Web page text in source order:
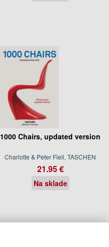
1000 Chairs, updated version
Charlotte & Peter Fiell, TASCHEN
21.95 €
Na sklade